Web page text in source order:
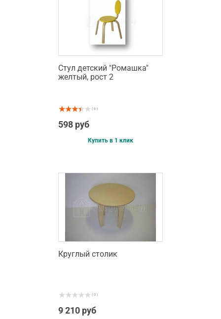
Стул детский "Ромашка"
желтый, рост 2
( 6 )
598 руб
Купить в 1 клик
Круглый столик
( 0 )
9 210 руб